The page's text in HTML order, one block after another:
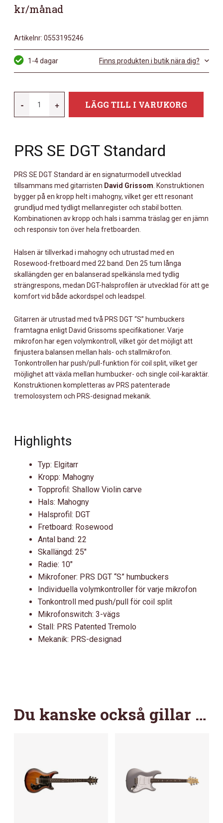
kr/månad
Artikelnr: 0553195246
1-4 dagar Finns produkten i butik nära dig?
-
MCCARTY
SUNBURST
MÄNGD
+ LÄGG TILL I VARUKORG
PRS SE DGT Standard
PRS SE DGT Standard är en signaturmodell utvecklad
tillsammans med gitarristen David Grissom . Konstruktionen
bygger på en kropp helt i mahogny, vilket ger ett resonant
grundljud med tydligt mellanregister och stabil botten.
Kombinationen av kropp och hals i samma träslag ger en jämn
och responsiv ton över hela fretboarden.
Halsen är tillverkad i mahogny och utrustad med en
Rosewood-fretboard med 22 band. Den 25 tum långa
skallängden ger en balanserad spelkänsla med tydlig
strängrespons, medan DGT-halsprofilen är utvecklad för att ge
komfort vid både ackordspel och leadspel.
Gitarren är utrustad med två PRS DGT “S” humbuckers
framtagna enligt David Grissoms specifikationer. Varje
mikrofon har egen volymkontroll, vilket gör det möjligt att
finjustera balansen mellan hals- och stallmikrofon.
Tonkontrollen har push/pull-funktion för coil split, vilket ger
möjlighet att växla mellan humbucker- och single coil-karaktär.
Konstruktionen kompletteras av PRS patenterade
tremolosystem och PRS-designad mekanik.
Highlights
Typ: Elgitarr
Kropp: Mahogny
Topprofil: Shallow Violin carve
Hals: Mahogny
Halsprofil: DGT
Fretboard: Rosewood
Antal band: 22
Skallängd: 25″
Radie: 10″
Mikrofoner: PRS DGT “S” humbuckers
Individuella volymkontroller för varje mikrofon
Tonkontroll med push/pull för coil split
Mikrofonswitch: 3-vägs
Stall: PRS Patented Tremolo
Mekanik: PRS-designad
Du kanske också gillar …